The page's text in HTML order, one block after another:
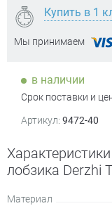
Купить в 1
Мы принимаем
в наличии
Срок поставки и
Артикул: 9472-40
лобзика Derzhi
Материал